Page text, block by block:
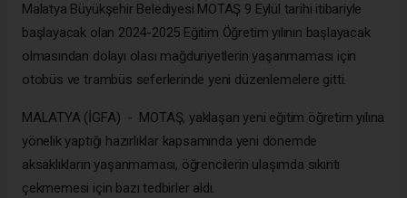
Malatya Büyükşehir Belediyesi MOTAŞ 9 Eylül tarihi itibariyle
başlayacak olan 2024-2025 Eğitim Öğretim yılının başlayacak
olmasından dolayı olası mağduriyetlerin yaşanmaması için
otobüs ve trambüs seferlerinde yeni düzenlemelere gitti.
MALATYA (İGFA) - MOTAŞ, yaklaşan yeni eğitim öğretim yılına
yönelik yaptığı hazırlıklar kapsamında yeni dönemde
aksaklıkların yaşanmaması, öğrencilerin ulaşımda sıkıntı
çekmemesi için bazı tedbirler aldı.